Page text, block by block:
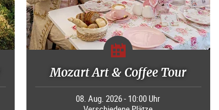
Mozart Art & Coffee Tour
08. Aug. 2026 - 10:00 Uhr